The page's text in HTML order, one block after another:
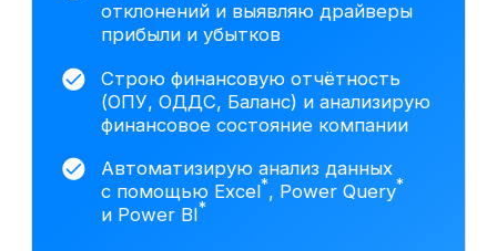
Junior— 1–2 года
от 300 000 ₽
Финансовый аналитик
от 200 000 ₽
Финансовый аналитик
на аутсорсинге*
от 150 000 ₽
Екатеринбург